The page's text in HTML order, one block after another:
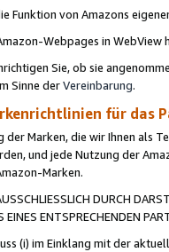
Funktion von Amazons
Webpages in WebView
Sie, ob sie
Sinne derVereinbarung.
für das
Marken, die wir Ihnen als
und jede Nutzung der
Marken.
DURCH
ENTSPRECHENDEN
(i) im Einklang mit der